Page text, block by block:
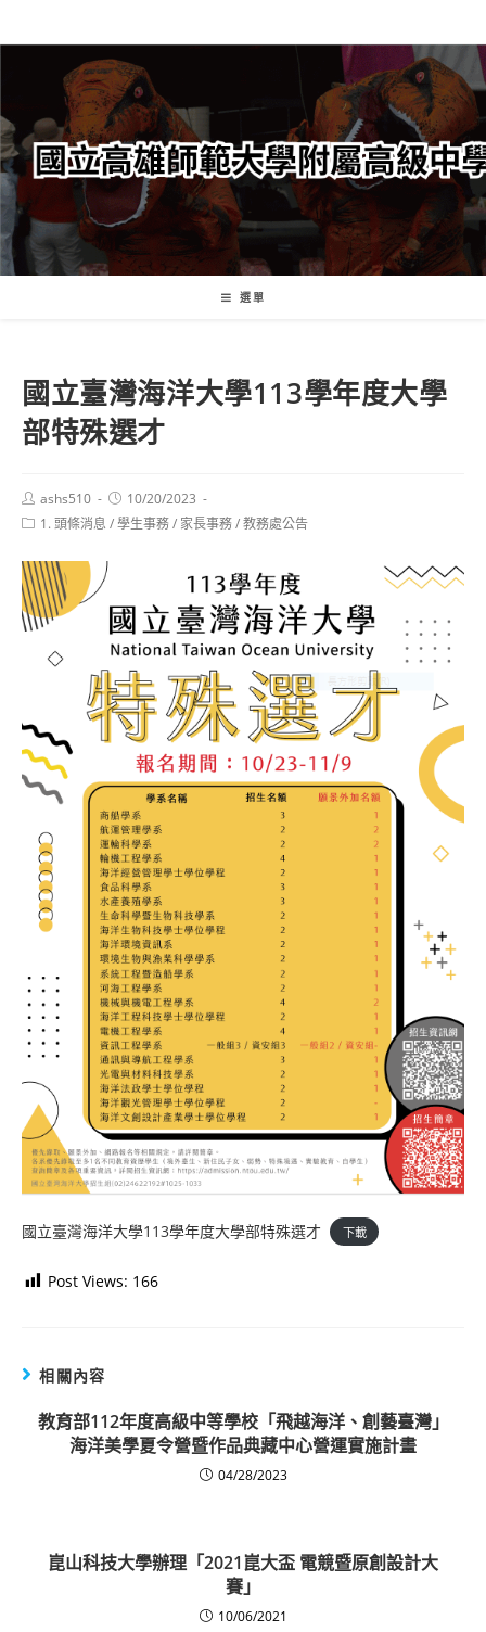
轉
要
內
容
選單
國立臺灣海洋大學113學年度大學
部特殊選才
Post
author:
ashs510
Post
published:
10/20/2023
Post1. 頭條消息 /學生事務/ 家長事務/教務處公告
國立臺灣海洋大學113學年度大學部特殊選才 下載
Post Views: 166
相關內容
教育部112年度高級中等學校「飛越海洋、創藝臺灣」
海洋美學夏令營暨作品典藏中心營運實施計畫
04/28/2023
崑山科技大學辦理「2021崑大盃 電競暨原創設計大
賽」
10/06/2021